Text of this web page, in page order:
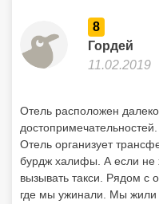
8
Гордей
11.02.2019
Отель расположен
Отель организует
бурдж халифы. А если не
вызывать такси. Рядом с
где мы ужинали. Мы